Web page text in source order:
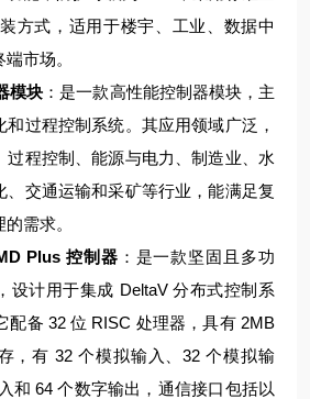
方式，适用于楼宇、工业、数据中
市场。
模块 ：是一款高性能控制器模块，主
过程控制系统。其应用领域广泛，
过程控制、能源与电力、制造业、水
、交通运输和采矿等行业，能满足复
需求。
Plus 控制器 ：是一款坚固且多功
设计用于集成 DeltaV 分布式控制系
配备 32 位 RISC 处理器，具有 2MB
，有 32 个模拟输入、32 个模拟输
和 64 个数字输出，通信接口包括以